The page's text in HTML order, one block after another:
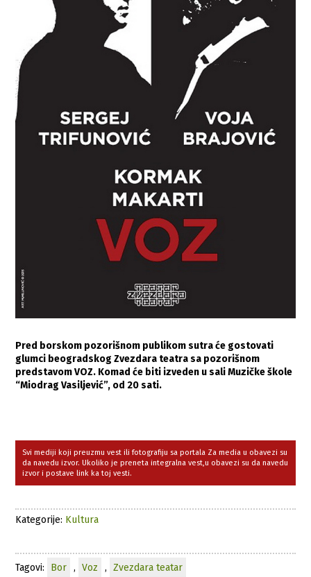
Pred borskom pozorišnom publikom sutra će gostovati
glumci beogradskog Zvezdara teatra sa pozorišnom
predstavom VOZ. Komad će biti izveden u sali Muzičke škole
“Miodrag Vasiljević”, od 20 sati.
Svi mediji koji preuzmu vest ili fotografiju sa portala Za media u obavezi su
da navedu izvor. Ukoliko je preneta integralna vest,u obavezi su da navedu
izvor i postave link ka toj vesti.
Kategorije: Kultura
Tagovi: Bor , Voz , Zvezdara teatar